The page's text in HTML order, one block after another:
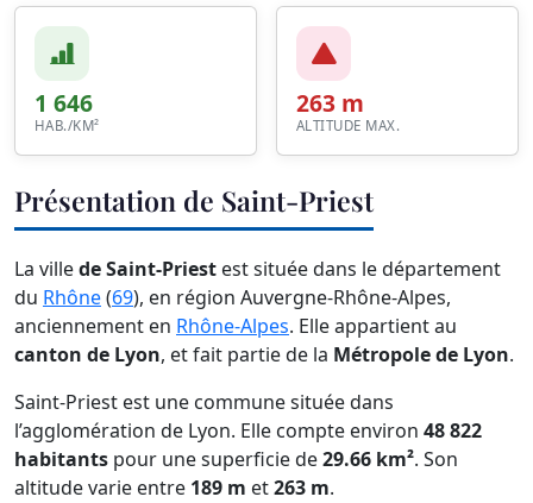
1 646
HAB./KM²
263 m
ALTITUDE MAX.
Présentation de Saint-Priest
La villede Saint-Priest est située dans le département
du Rhône(69), en région Auvergne-Rhône-Alpes,
anciennement en Rhône-Alpes. Elle appartient au
canton de Lyon, et fait partie de la Métropole de Lyon.
Saint-Priest est une commune située dans
l’agglomération de Lyon. Elle compte environ 48 822
habitants pour une superficie de29.66 km². Son
altitude varie entre 189 m et263 m.